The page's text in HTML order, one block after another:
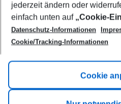
Footer
Footer navigation
Title A
Link A
jederzeit ändern oder
einfach unten auf „Cookie-
Datenschutz-Informationen
Cookie/Tracking-Informationen
Cookie